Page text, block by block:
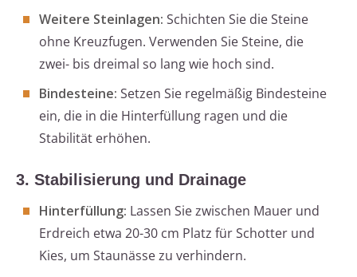
Weitere Steinlagen: Schichten Sie die Steine
ohne Kreuzfugen. Verwenden Sie Steine, die
zwei- bis dreimal so lang wie hoch sind.
Bindesteine: Setzen Sie regelmäßig Bindesteine
ein, die in die Hinterfüllung ragen und die
Stabilität erhöhen.
3. Stabilisierung und Drainage
Hinterfüllung: Lassen Sie zwischen Mauer und
Erdreich etwa 20-30 cm Platz für Schotter und
Kies, um Staunässe zu verhindern.